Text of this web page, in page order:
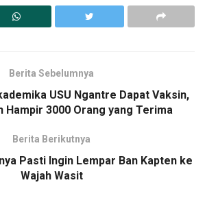
Berita Sebelumnya
USU Ngantre Dapat Vaksin,
Hampir 3000 Orang yang Terima
Berita Berikutnya
Pasti Ingin Lempar Ban Kapten ke
Wajah Wasit